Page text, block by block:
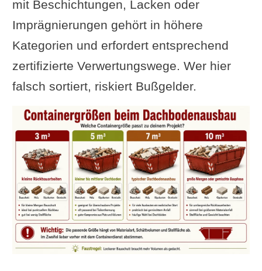
mit Beschichtungen, Lacken oder
Imprägnierungen gehört in höhere
Kategorien und erfordert entsprechend
zertifizierte Verwertungswege. Wer hier
falsch sortiert, riskiert Bußgelder.